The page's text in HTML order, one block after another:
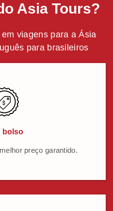
Asia Tours?
viagens para a Ásia
para brasileiros
bolso
preço garantido.